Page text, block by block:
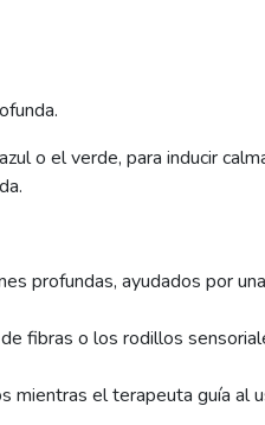
o el verde, para inducir
profundas, ayudados por
fibras o los rodillos
el terapeuta guía al